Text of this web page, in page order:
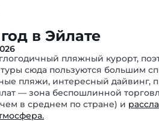
в Эйлате
пляжный курорт,
сюда пользуются большим
пляжи, интересный дайвинг,
— зона беспошлинной
в среднем по стране) и